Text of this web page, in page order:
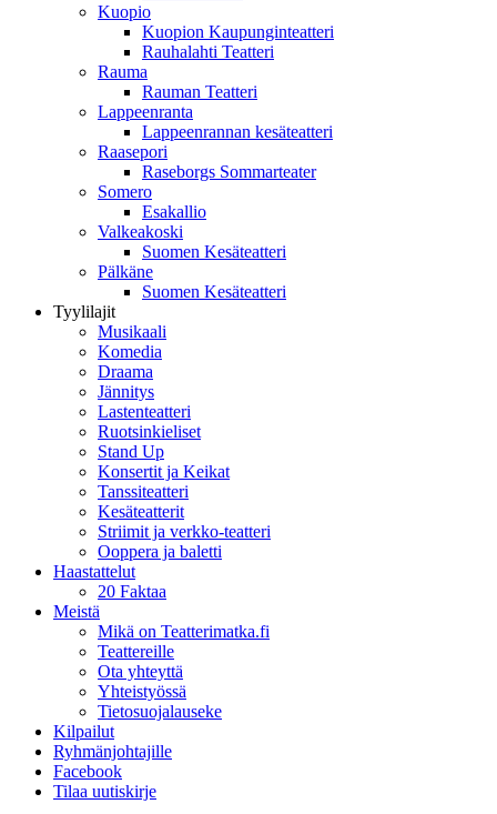
Kuopio
Kuopion Kaupunginteatteri
Rauhalahti Teatteri
Rauma
Rauman Teatteri
Lappeenranta
Lappeenrannan kesäteatteri
Raasepori
Raseborgs Sommarteater
Somero
Esakallio
Valkeakoski
Suomen Kesäteatteri
Pälkäne
Suomen Kesäteatteri
Tyylilajit
Musikaali
Komedia
Draama
Jännitys
Lastenteatteri
Ruotsinkieliset
Stand Up
Konsertit ja Keikat
Tanssiteatteri
Kesäteatterit
Striimit ja verkko-teatteri
Ooppera ja baletti
Haastattelut
20 Faktaa
Meistä
Mikä on Teatterimatka.fi
Teattereille
Ota yhteyttä
Yhteistyössä
Tietosuojalauseke
Kilpailut
Ryhmänjohtajille
Facebook
Tilaa uutiskirje